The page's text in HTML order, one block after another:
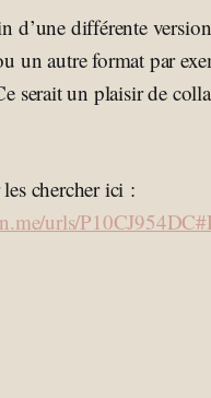
d’une différente
un autre format par
serait un plaisir de
chercher ici :
urls/